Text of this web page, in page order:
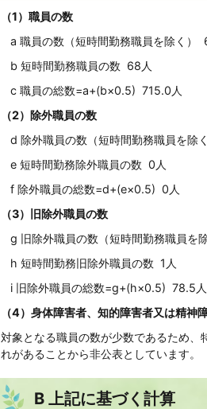
（1）職員の数
a 職員の数（短時間勤務職員を除く）
b 短時間勤務職員の数 68人
c 職員の総数=a+(b×0.5) 715.0人
（2）除外職員の数
d 除外職員の数（短時間勤務職員を除
e 短時間勤務除外職員の数 0人
f 除外職員の総数=d+(e×0.5) 0人
（3）旧除外職員の数
g 旧除外職員の数（短時間勤務職員を
h 短時間勤務旧除外職員の数 1人
i 旧除外職員の総数=g+(h×0.5) 78.5人
（4）身体障害者、知的障害者又は精神
対象となる職員の数が少数であるため
れがあることから非公表としています。
B 上記に基づく計算